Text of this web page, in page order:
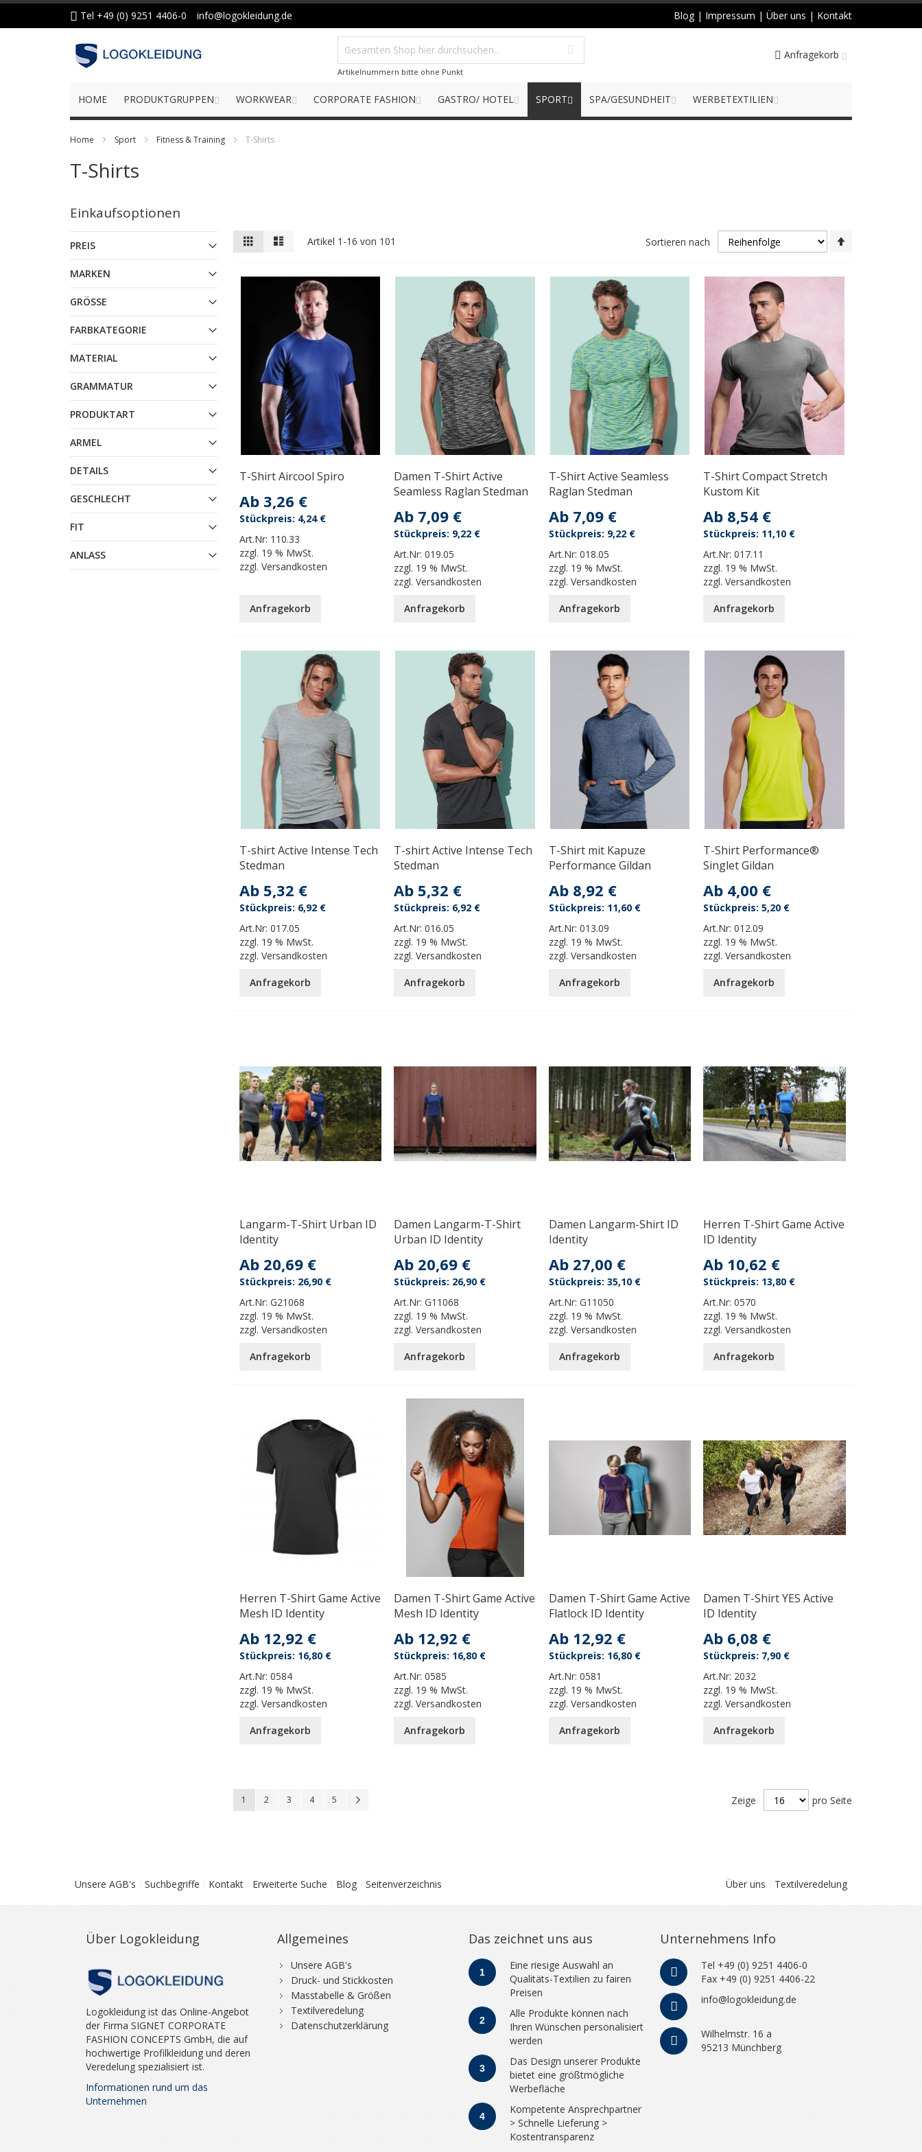
Zum
springen
Tel +49 (0) 9251 4406-0 info@logokleidung.de Blog | Impressum | Über uns | Kontakt
Artikelnummern bitte ohne Punkt
Anfragekorb
HOME PRODUKTGRUPPEN WORKWEAR CORPORATE FASHION GASTRO/ HOTEL SPORT SPA/GESUNDHEIT WERBETEXTILIEN
Home Sport Fitness & Training T-Shirts
T-Shirts
Anzeigen
als
Liste Artikel 1 -16 von 101 Sortieren nach
T-Shirt Aircool Spiro
Ab 3,26 €
Art.Nr: 110.33
zzgl. 19 % MwSt.
zzgl. Versandkosten
4,24 €
Anfragekorb
Damen T-Shirt Active
Seamless Raglan Stedman
Ab 7,09 €
Art.Nr:019.05
zzgl. 19 % MwSt.
zzgl.Versandkosten
9,22 €
Anfragekorb
T-Shirt Active Seamless
Raglan Stedman
Ab 7,09 €
Art.Nr: 018.05
zzgl. 19 % MwSt.
zzgl. Versandkosten
9,22 €
Anfragekorb
T-Shirt Compact Stretch
Kustom Kit
Ab 8,54 €
Art.Nr:017.11
zzgl. 19 % MwSt.
zzgl.Versandkosten
11,10 €
Anfragekorb
T-shirt Active Intense Tech
Stedman
Ab 5,32 €
Art.Nr: 017.05
zzgl. 19 % MwSt.
zzgl. Versandkosten
6,92 €
Anfragekorb
T-shirt Active Intense Tech
Stedman
Ab 5,32 €
Art.Nr:016.05
zzgl. 19 % MwSt.
zzgl.Versandkosten
6,92 €
Anfragekorb
T-Shirt mit Kapuze
Performance Gildan
Ab 8,92 €
Art.Nr: 013.09
zzgl. 19 % MwSt.
zzgl. Versandkosten
11,60 €
Anfragekorb
T-Shirt Performance®
Singlet Gildan
Ab 4,00 €
Art.Nr:012.09
zzgl. 19 % MwSt.
zzgl.Versandkosten
5,20 €
Anfragekorb
Langarm-T-Shirt Urban ID
Identity
Ab 20,69 €
Art.Nr: G21068
zzgl. 19 % MwSt.
zzgl. Versandkosten
26,90 €
Anfragekorb
Damen Langarm-T-Shirt
Urban ID Identity
Ab 20,69 €
Art.Nr:G11068
zzgl. 19 % MwSt.
zzgl.Versandkosten
26,90 €
Anfragekorb
Damen Langarm-Shirt ID
Identity
Ab 27,00 €
Art.Nr: G11050
zzgl. 19 % MwSt.
zzgl. Versandkosten
35,10 €
Anfragekorb
Herren T-Shirt Game Active
ID Identity
Ab 10,62 €
Art.Nr:0570
zzgl. 19 % MwSt.
zzgl.Versandkosten
13,80 €
Anfragekorb
Herren T-Shirt Game Active
Mesh ID Identity
Ab 12,92 €
Art.Nr: 0584
zzgl. 19 % MwSt.
zzgl. Versandkosten
16,80 €
Anfragekorb
Damen T-Shirt Game Active
Mesh ID Identity
Ab 12,92 €
Art.Nr:0585
zzgl. 19 % MwSt.
zzgl.Versandkosten
16,80 €
Anfragekorb
Damen T-Shirt Game Active
Flatlock ID Identity
Ab 12,92 €
Art.Nr: 0581
zzgl. 19 % MwSt.
zzgl. Versandkosten
16,80 €
Anfragekorb
Damen T-Shirt YES Active
ID Identity
Ab 6,08 €
Art.Nr: 2032
zzgl. 19 % MwSt.
zzgl.Versandkosten
7,90 €
Anfragekorb
Seite
You're currently reading page
1 Seite
2 Seite
3 Seite
4 Seite
5 Zeige pro Seite
Einkaufsoptionen
PREIS
MARKEN
GRÖSSE
FARBKATEGORIE
MATERIAL
GRAMMATUR
PRODUKTART
ARMEL
DETAILS
GESCHLECHT
FIT
ANLASS
Unsere AGB's Suchbegriffe Kontakt Erweiterte Suche Blog Seitenverzeichnis Über uns Textilveredelung
Über Logokleidung
Logokleidung ist das Online-Angebot
der Firma SIGNET CORPORATE
FASHION CONCEPTS GmbH, die auf
hochwertige Profilkleidung und deren
Veredelung spezialisiert ist.
Informationen rund um das
Unternehmen
Allgemeines
Unsere AGB's
Druck- und Stickkosten
Masstabelle & Größen
Textilveredelung
Datenschutzerklärung
Das zeichnet uns aus
1
Eine riesige Auswahl an
Qualitäts-Textilien zu fairen
Preisen
2
Alle Produkte können nach
Ihren Wünschen personalisiert
werden
3
Das Design unserer Produkte
bietet eine größtmögliche
Werbefläche
4
Kompetente Ansprechpartner
> Schnelle Lieferung >
Kostentransparenz
Unternehmens Info
Tel +49 (0) 9251 4406-0
Fax +49 (0) 9251 4406-22
info@logokleidung.de
Wilhelmstr. 16 a
95213 Münchberg